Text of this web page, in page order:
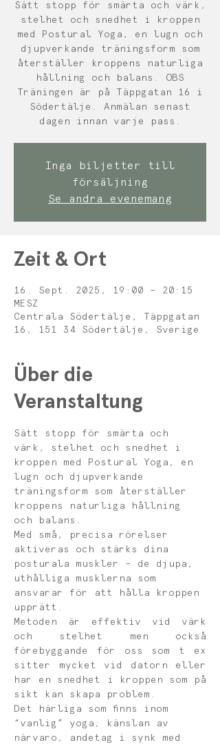
Sätt stopp för smärta och värk,
stelhet och snedhet i kroppen
med Postural Yoga, en lugn och
djupverkande träningsform som
återställer kroppens naturliga
hållning och balans. OBS
Träningen är på Täppgatan 16 i
Södertälje. Anmälan senast
dagen innan varje pass.
Inga biljetter till
försäljning
Se andra evenemang
Zeit & Ort
16. Sept. 2025, 19:00 – 20:15
MESZ
Centrala Södertälje, Täppgatan
16, 151 34 Södertälje, Sverige
Über die
Veranstaltung
Sätt stopp för smärta och
värk, stelhet och snedhet i
kroppen med Postural Yoga, en
lugn och djupverkande
träningsform som återställer
kroppens naturliga hållning
och balans.
Med små, precisa rörelser
aktiveras och stärks dina
posturala muskler – de djupa,
uthålliga musklerna som
ansvarar för att hålla kroppen
upprätt.
Metoden är effektiv vid värk
och stelhet men också
förebyggande för oss som t ex
sitter mycket vid datorn eller
har en snedhet i kroppen som på
sikt kan skapa problem.
Det härliga som finns inom
“vanlig” yoga; känslan av
närvaro, andetag i synk med